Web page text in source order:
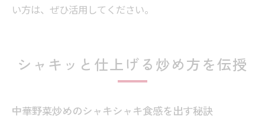
い方は、ぜひ活用してください。
シャキッと仕上げる炒め方を伝授
中華野菜炒めのシャキシャキ食感を出す秘訣